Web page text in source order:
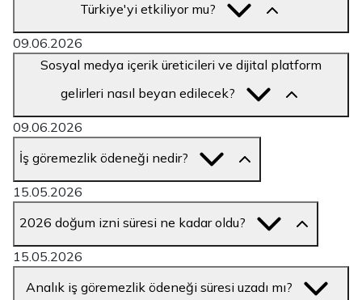
Türkiye'yi etkiliyor mu?
09.06.2026
Sosyal medya içerik üreticileri ve dijital platform
gelirleri nasıl beyan edilecek?
09.06.2026
İş göremezlik ödeneği nedir?
15.05.2026
2026 doğum izni süresi ne kadar oldu?
15.05.2026
Analık iş göremezlik ödeneği süresi uzadı mı?